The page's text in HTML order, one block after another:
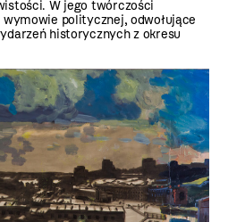
W jego twórczości
politycznej, odwołujące
historycznych z okresu